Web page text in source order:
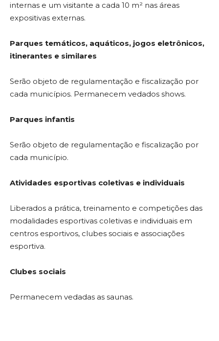
internas e um visitante a cada 10 m² nas áreas
expositivas externas.
Parques temáticos, aquáticos, jogos eletrônicos,
itinerantes e similares
Serão objeto de regulamentação e fiscalização por
cada municípios. Permanecem vedados shows.
Parques infantis
Serão objeto de regulamentação e fiscalização por
cada município.
Atividades esportivas coletivas e individuais
Liberados a prática, treinamento e competições das
modalidades esportivas coletivas e individuais em
centros esportivos, clubes sociais e associações
esportiva.
Clubes sociais
Permanecem vedadas as saunas.